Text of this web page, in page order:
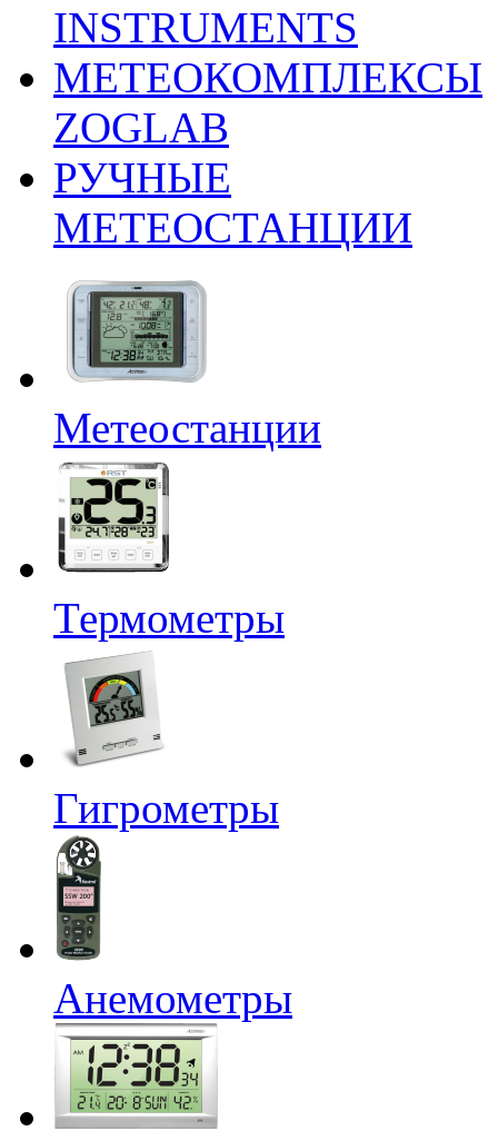
INSTRUMENTS
МЕТЕОКОМПЛЕКСЫ
ZOGLAB
РУЧНЫЕ
МЕТЕОСТАНЦИИ
Метеостанции
Термометры
Гигрометры
Анемометры